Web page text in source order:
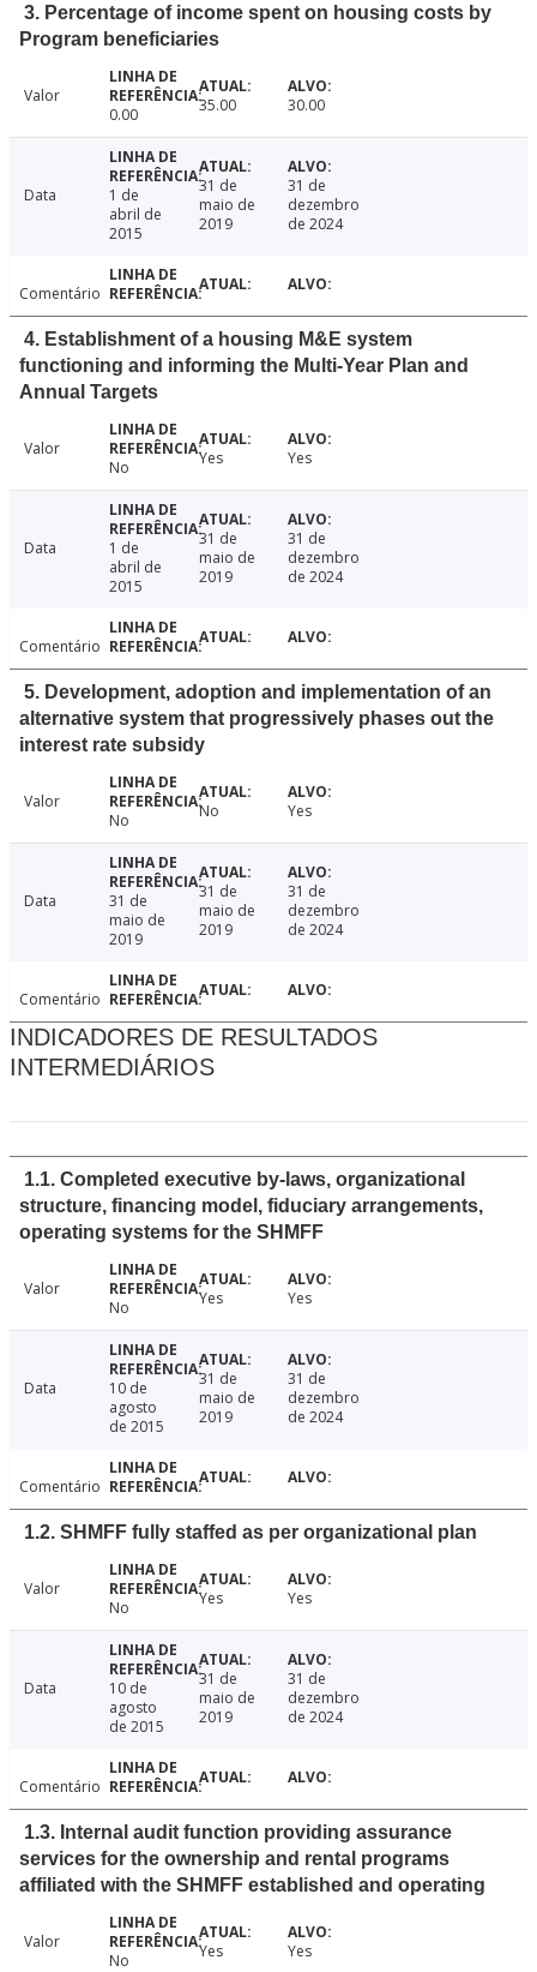
3. Percentage of income spent on housing costs by
Program beneficiaries
Valor
0.00
35.00 30.00
Data
1 de
abril de
2015
31 de
maio de
2019
31 de
dezembro
de 2024
Comentário
4. Establishment of a housing M&E system
functioning and informing the Multi-Year Plan and
Annual Targets
Valor
No
Yes Yes
Data
1 de
abril de
2015
31 de
maio de
2019
31 de
dezembro
de 2024
Comentário
5. Development, adoption and implementation of an
alternative system that progressively phases out the
interest rate subsidy
Valor
No
No Yes
Data
31 de
maio de
2019
31 de
maio de
2019
31 de
dezembro
de 2024
Comentário
INDICADORES DE RESULTADOS
INTERMEDIÁRIOS
1.1. Completed executive by-laws, organizational
structure, financing model, fiduciary arrangements,
operating systems for the SHMFF
Valor
No
Yes Yes
Data
10 de
agosto
de 2015
31 de
maio de
2019
31 de
dezembro
de 2024
Comentário
1.2. SHMFF fully staffed as per organizational plan
Valor
No
Yes Yes
Data
10 de
agosto
de 2015
31 de
maio de
2019
31 de
dezembro
de 2024
Comentário
1.3. Internal audit function providing assurance
services for the ownership and rental programs
affiliated with the SHMFF established and operating
Valor
No
Yes Yes